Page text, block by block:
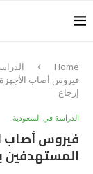
Home
فيروس أصاب الأجهزة
إرجاع
الدراسة في السعودية
فيروس أصاب
المستهدفين